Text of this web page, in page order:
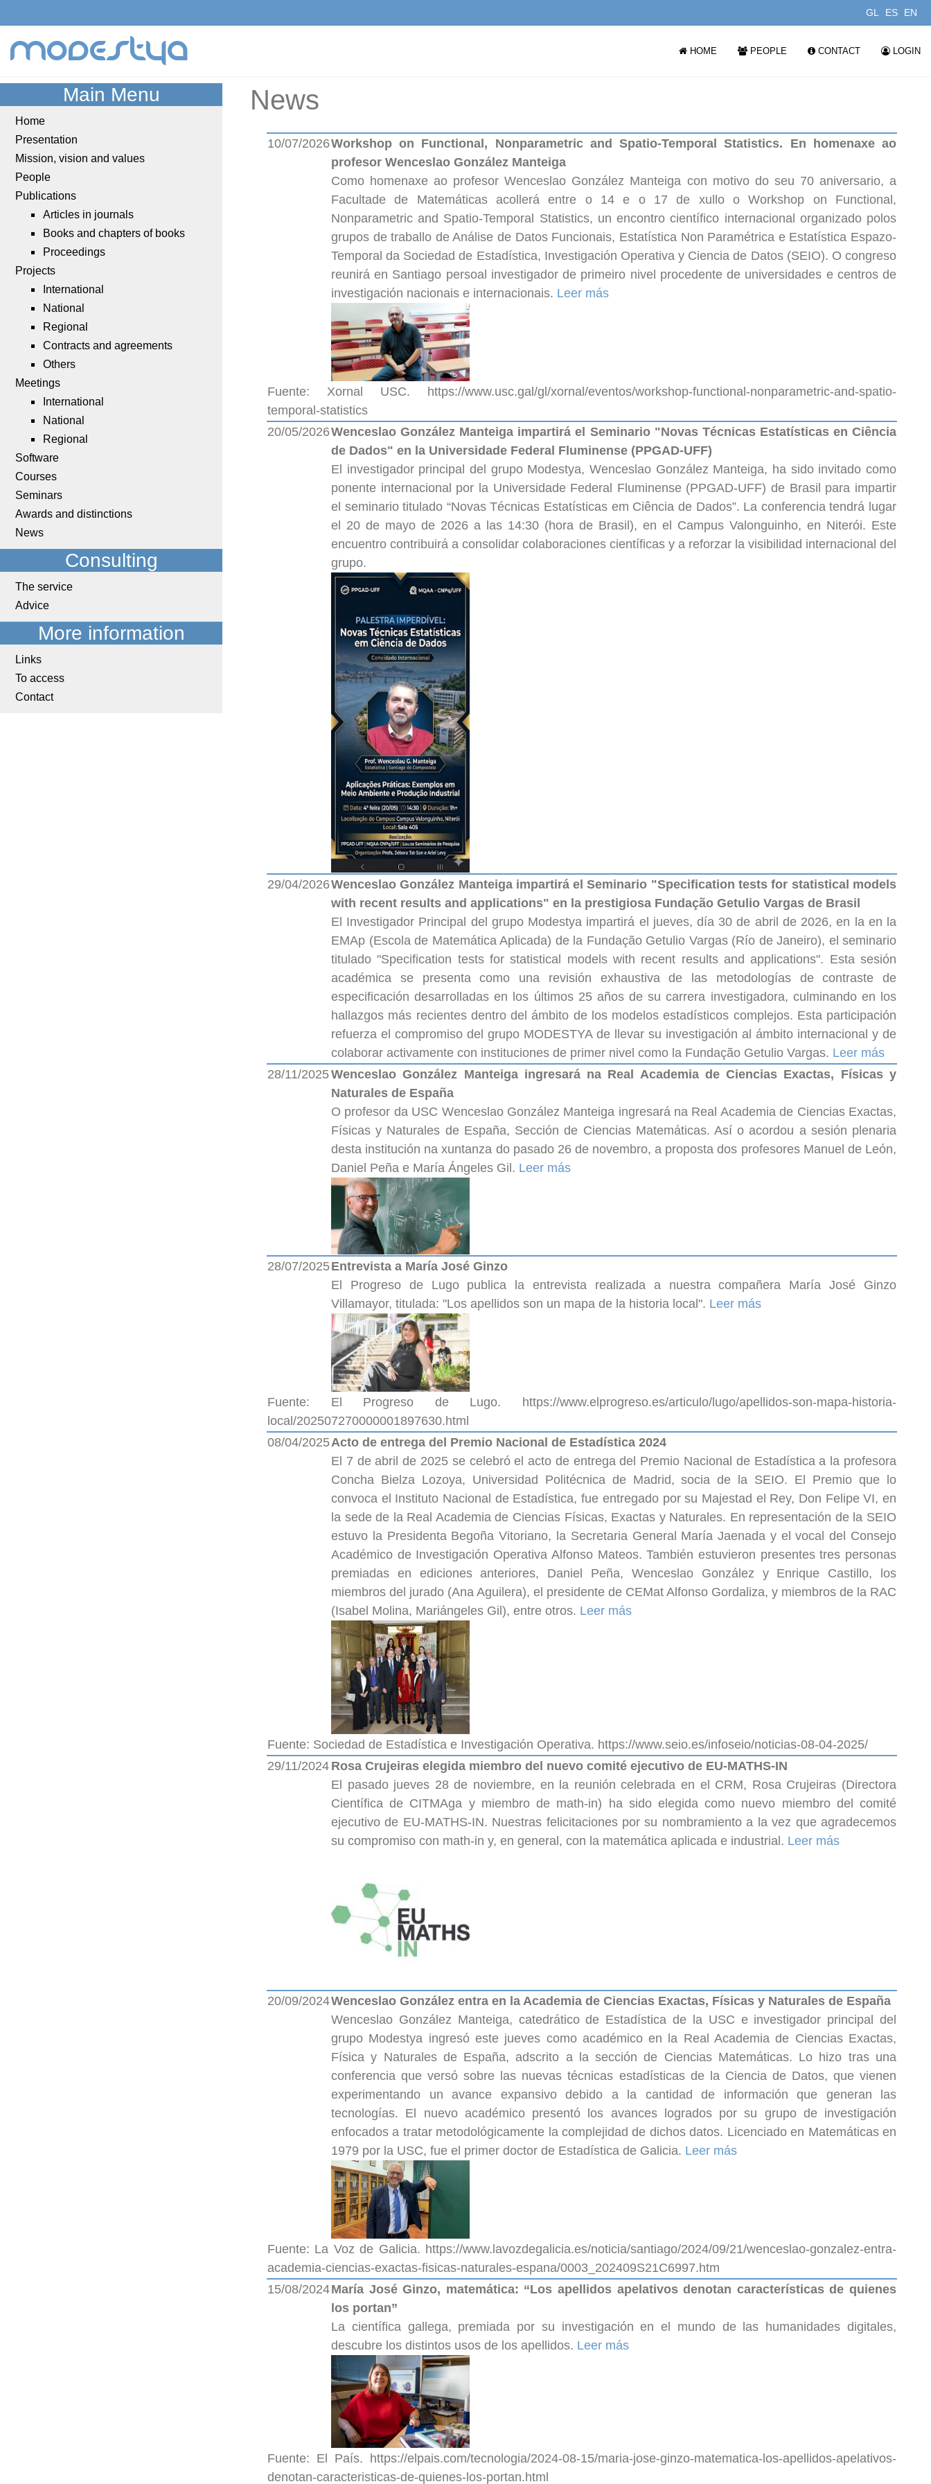
GL ES EN
modestya HOME PEOPLE CONTACT LOGIN
Main Menu
Home
Presentation
Mission, vision and values
People
Publications
Articles in journals
Books and chapters of books
Proceedings
Projects
International
National
Regional
Contracts and agreements
Others
Meetings
International
National
Regional
Software
Courses
Seminars
Awards and distinctions
News
Consulting
The service
Advice
More information
Links
To access
Contact
News
10/07/2026Workshop on Functional, Nonparametric and Spatio-Temporal Statistics. En homenaxe ao
profesor Wenceslao González Manteiga
Como homenaxe ao profesor Wenceslao González Manteiga con motivo do seu 70 aniversario, a
Facultade de Matemáticas acollerá entre o 14 e o 17 de xullo o Workshop on Functional,
Nonparametric and Spatio-Temporal Statistics, un encontro científico internacional organizado polos
grupos de traballo de Análise de Datos Funcionais, Estatística Non Paramétrica e Estatística Espazo-
Temporal da Sociedad de Estadística, Investigación Operativa y Ciencia de Datos (SEIO). O congreso
reunirá en Santiago persoal investigador de primeiro nivel procedente de universidades e centros de
investigación nacionais e internacionais. Leer más
Fuente: Xornal USC. https://www.usc.gal/gl/xornal/eventos/workshop-functional-nonparametric-and-spatio-
temporal-statistics
20/05/2026Wenceslao González Manteiga impartirá el Seminario "Novas Técnicas Estatísticas en Ciência
de Dados" en la Universidade Federal Fluminense (PPGAD-UFF)
El investigador principal del grupo Modestya, Wenceslao González Manteiga, ha sido invitado como
ponente internacional por la Universidade Federal Fluminense (PPGAD-UFF) de Brasil para impartir
el seminario titulado “Novas Técnicas Estatísticas em Ciência de Dados”. La conferencia tendrá lugar
el 20 de mayo de 2026 a las 14:30 (hora de Brasil), en el Campus Valonguinho, en Niterói. Este
encuentro contribuirá a consolidar colaboraciones científicas y a reforzar la visibilidad internacional del
grupo.
29/04/2026Wenceslao González Manteiga impartirá el Seminario "Specification tests for statistical models
with recent results and applications" en la prestigiosa Fundação Getulio Vargas de Brasil
El Investigador Principal del grupo Modestya impartirá el jueves, día 30 de abril de 2026, en la en la
EMAp (Escola de Matemática Aplicada) de la Fundação Getulio Vargas (Río de Janeiro), el seminario
titulado "Specification tests for statistical models with recent results and applications". Esta sesión
académica se presenta como una revisión exhaustiva de las metodologías de contraste de
especificación desarrolladas en los últimos 25 años de su carrera investigadora, culminando en los
hallazgos más recientes dentro del ámbito de los modelos estadísticos complejos. Esta participación
refuerza el compromiso del grupo MODESTYA de llevar su investigación al ámbito internacional y de
colaborar activamente con instituciones de primer nivel como la Fundação Getulio Vargas. Leer más
28/11/2025Wenceslao González Manteiga ingresará na Real Academia de Ciencias Exactas, Físicas y
Naturales de España
O profesor da USC Wenceslao González Manteiga ingresará na Real Academia de Ciencias Exactas,
Físicas y Naturales de España, Sección de Ciencias Matemáticas. Así o acordou a sesión plenaria
desta institución na xuntanza do pasado 26 de novembro, a proposta dos profesores Manuel de León,
Daniel Peña e María Ángeles Gil. Leer más
28/07/2025Entrevista a María José Ginzo
El Progreso de Lugo publica la entrevista realizada a nuestra compañera María José Ginzo
Villamayor, titulada: "Los apellidos son un mapa de la historia local". Leer más
Fuente: El Progreso de Lugo. https://www.elprogreso.es/articulo/lugo/apellidos-son-mapa-historia-
local/202507270000001897630.html
08/04/2025Acto de entrega del Premio Nacional de Estadística 2024
El 7 de abril de 2025 se celebró el acto de entrega del Premio Nacional de Estadística a la profesora
Concha Bielza Lozoya, Universidad Politécnica de Madrid, socia de la SEIO. El Premio que lo
convoca el Instituto Nacional de Estadística, fue entregado por su Majestad el Rey, Don Felipe VI, en
la sede de la Real Academia de Ciencias Físicas, Exactas y Naturales. En representación de la SEIO
estuvo la Presidenta Begoña Vitoriano, la Secretaria General María Jaenada y el vocal del Consejo
Académico de Investigación Operativa Alfonso Mateos. También estuvieron presentes tres personas
premiadas en ediciones anteriores, Daniel Peña, Wenceslao González y Enrique Castillo, los
miembros del jurado (Ana Aguilera), el presidente de CEMat Alfonso Gordaliza, y miembros de la RAC
(Isabel Molina, Mariángeles Gil), entre otros. Leer más
Fuente: Sociedad de Estadística e Investigación Operativa. https://www.seio.es/infoseio/noticias-08-04-2025/
29/11/2024 Rosa Crujeiras elegida miembro del nuevo comité ejecutivo de EU-MATHS-IN
El pasado jueves 28 de noviembre, en la reunión celebrada en el CRM, Rosa Crujeiras (Directora
Científica de CITMAga y miembro de math-in) ha sido elegida como nuevo miembro del comité
ejecutivo de EU-MATHS-IN. Nuestras felicitaciones por su nombramiento a la vez que agradecemos
su compromiso con math-in y, en general, con la matemática aplicada e industrial. Leer más
20/09/2024Wenceslao González entra en la Academia de Ciencias Exactas, Físicas y Naturales de España
Wenceslao González Manteiga, catedrático de Estadística de la USC e investigador principal del
grupo Modestya ingresó este jueves como académico en la Real Academia de Ciencias Exactas,
Física y Naturales de España, adscrito a la sección de Ciencias Matemáticas. Lo hizo tras una
conferencia que versó sobre las nuevas técnicas estadísticas de la Ciencia de Datos, que vienen
experimentando un avance expansivo debido a la cantidad de información que generan las
tecnologías. El nuevo académico presentó los avances logrados por su grupo de investigación
enfocados a tratar metodológicamente la complejidad de dichos datos. Licenciado en Matemáticas en
1979 por la USC, fue el primer doctor de Estadística de Galicia. Leer más
Fuente: La Voz de Galicia. https://www.lavozdegalicia.es/noticia/santiago/2024/09/21/wenceslao-gonzalez-entra-
academia-ciencias-exactas-fisicas-naturales-espana/0003_202409S21C6997.htm
15/08/2024María José Ginzo, matemática: “Los apellidos apelativos denotan características de quienes
los portan”
La científica gallega, premiada por su investigación en el mundo de las humanidades digitales,
descubre los distintos usos de los apellidos. Leer más
Fuente: El País. https://elpais.com/tecnologia/2024-08-15/maria-jose-ginzo-matematica-los-apellidos-apelativos-
denotan-caracteristicas-de-quienes-los-portan.html